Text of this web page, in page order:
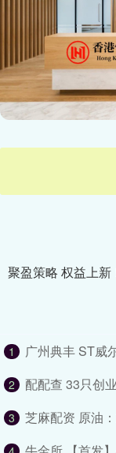
聚盈策略 权益上新
1 广州典丰 ST威
2 配配查 33只创
3 芝麻配资 原油